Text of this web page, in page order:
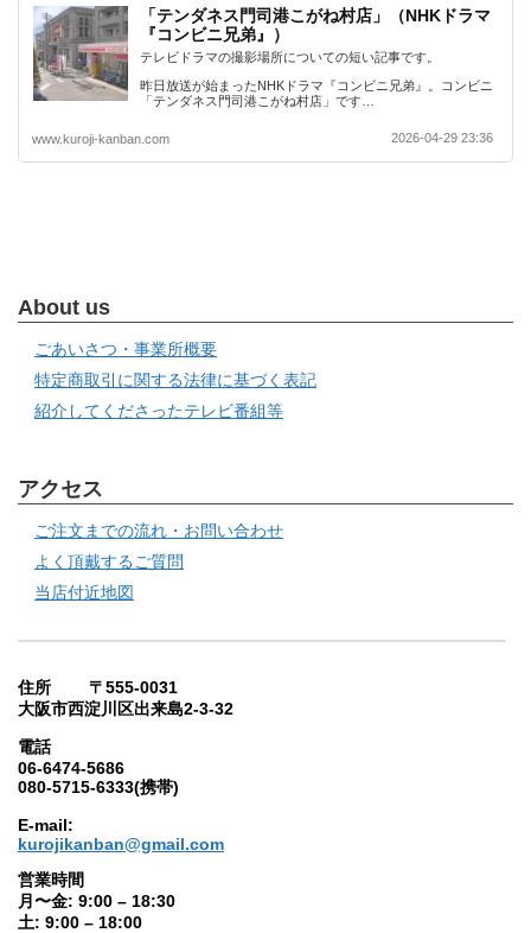
「テンダネス門司港こがね村店」（NHKドラマ
『コンビニ兄弟』）
テレビドラマの撮影場所についての短い記事です。
昨日放送が始まったNHKドラマ『コンビニ兄弟』。コンビニ
「テンダネス門司港こがね村店」です…
www.kuroji-kanban.com 2026-04-29 23:36
About us
ごあいさつ・事業所概要
特定商取引に関する法律に基づく表記
紹介してくださったテレビ番組等
アクセス
ご注文までの流れ・お問い合わせ
よく頂戴するご質問
当店付近地図
住所 〒555-0031
大阪市西淀川区出来島2-3-32
電話
06-6474-5686
080-5715-6333(携帯)
E-mail:
kurojikanban@gmail.com
営業時間
月〜金: 9:00 – 18:30
土: 9:00 – 18:00